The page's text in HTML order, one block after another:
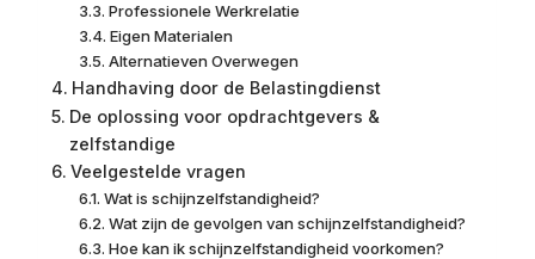
Professionele Werkrelatie
Eigen Materialen
Alternatieven Overwegen
Handhaving door de Belastingdienst
De oplossing voor opdrachtgevers &
zelfstandige
Veelgestelde vragen
Wat is schijnzelfstandigheid?
Wat zijn de gevolgen van schijnzelfstandigheid?
Hoe kan ik schijnzelfstandigheid voorkomen?